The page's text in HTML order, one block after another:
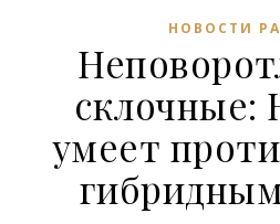
НОВОСТИ
склочные:
умеет